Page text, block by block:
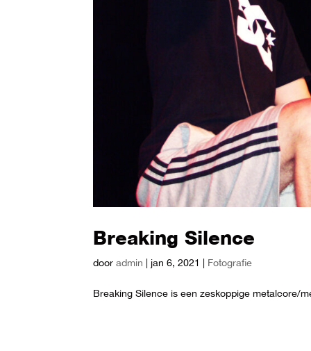
Breaking Silence
dooradmin | jan 6, 2021 | Fotografie
Breaking Silence is een zeskoppige metalcore/